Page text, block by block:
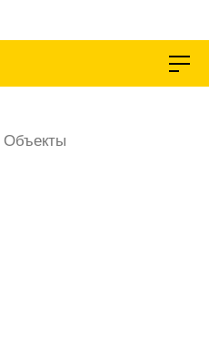
Объекты